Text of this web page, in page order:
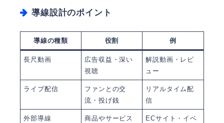
導線設計のポイント
導線の種類 役割 例
長尺動画
広告収益・深い
視聴
解説動画・レビ
ュー
ライブ配信
ファンとの交
流・投げ銭
リアルタイム配
信
外部導線
商品やサービス
ECサイト・イベ